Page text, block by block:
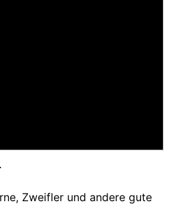
Zweifler und andere gute